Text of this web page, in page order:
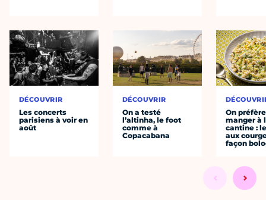
DÉCOUVRIR
Les concerts
parisiens à voir en
août
DÉCOUVRIR
On a testé
l’altinha, le foot
comme à
Copacabana
On préfère
manger à
cantine :
aux
façon